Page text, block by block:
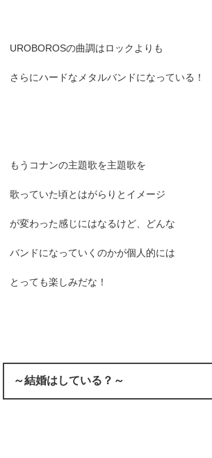
UROBOROSの曲調はロックよりも
さらにハードなメタルバンドになっている！
もうコナンの主題歌を主題歌を
歌っていた頃とはがらりとイメージ
が変わった感じにはなるけど、どんな
バンドになっていくのかが個人的には
とっても楽しみだな！
～結婚はしている？～